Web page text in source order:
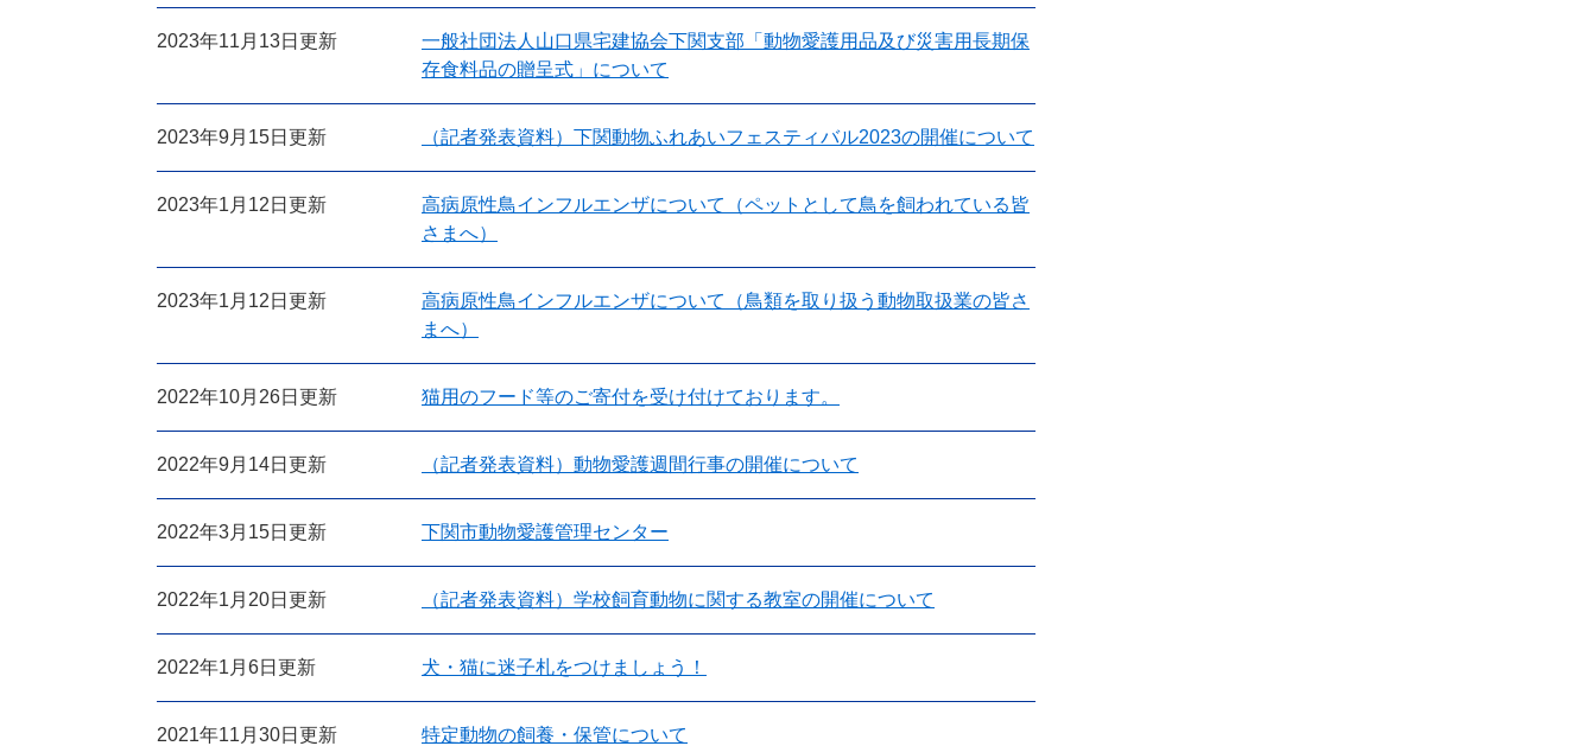
2023年11月13日更新
一般社団法人山口県宅建協会下関支部「動物愛護用品及び災害用長期保
存食料品の贈呈式」について
2023年9月15日更新 （記者発表資料）下関動物ふれあいフェスティバル2023の開催について
2023年1月12日更新
高病原性鳥インフルエンザについて（ペットとして鳥を飼われている皆
さまへ）
2023年1月12日更新
高病原性鳥インフルエンザについて（鳥類を取り扱う動物取扱業の皆さ
まへ）
2022年10月26日更新 猫用のフード等のご寄付を受け付けております。
2022年9月14日更新 （記者発表資料）動物愛護週間行事の開催について
2022年3月15日更新 下関市動物愛護管理センター
2022年1月20日更新 （記者発表資料）学校飼育動物に関する教室の開催について
2022年1月6日更新 犬・猫に迷子札をつけましょう！
2021年11月30日更新 特定動物の飼養・保管について